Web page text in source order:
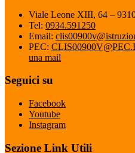
Viale Leone XIII, 64 –
Tel: 0934.591250
Email:
PEC:
una mail
Seguici su
Facebook
Youtube
Instagram
Sezione Link Utili